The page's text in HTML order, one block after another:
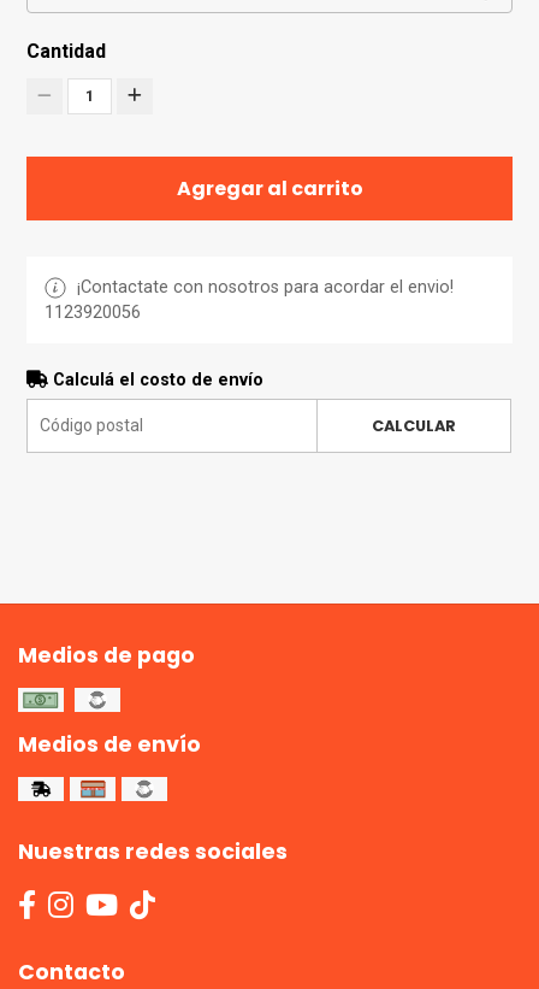
Cantidad
1
Agregar al carrito
¡Contactate con nosotros para acordar el envio!
1123920056
Calculá el costo de envío
CALCULAR
Medios de pago
Medios de envío
Nuestras redes sociales
Contacto